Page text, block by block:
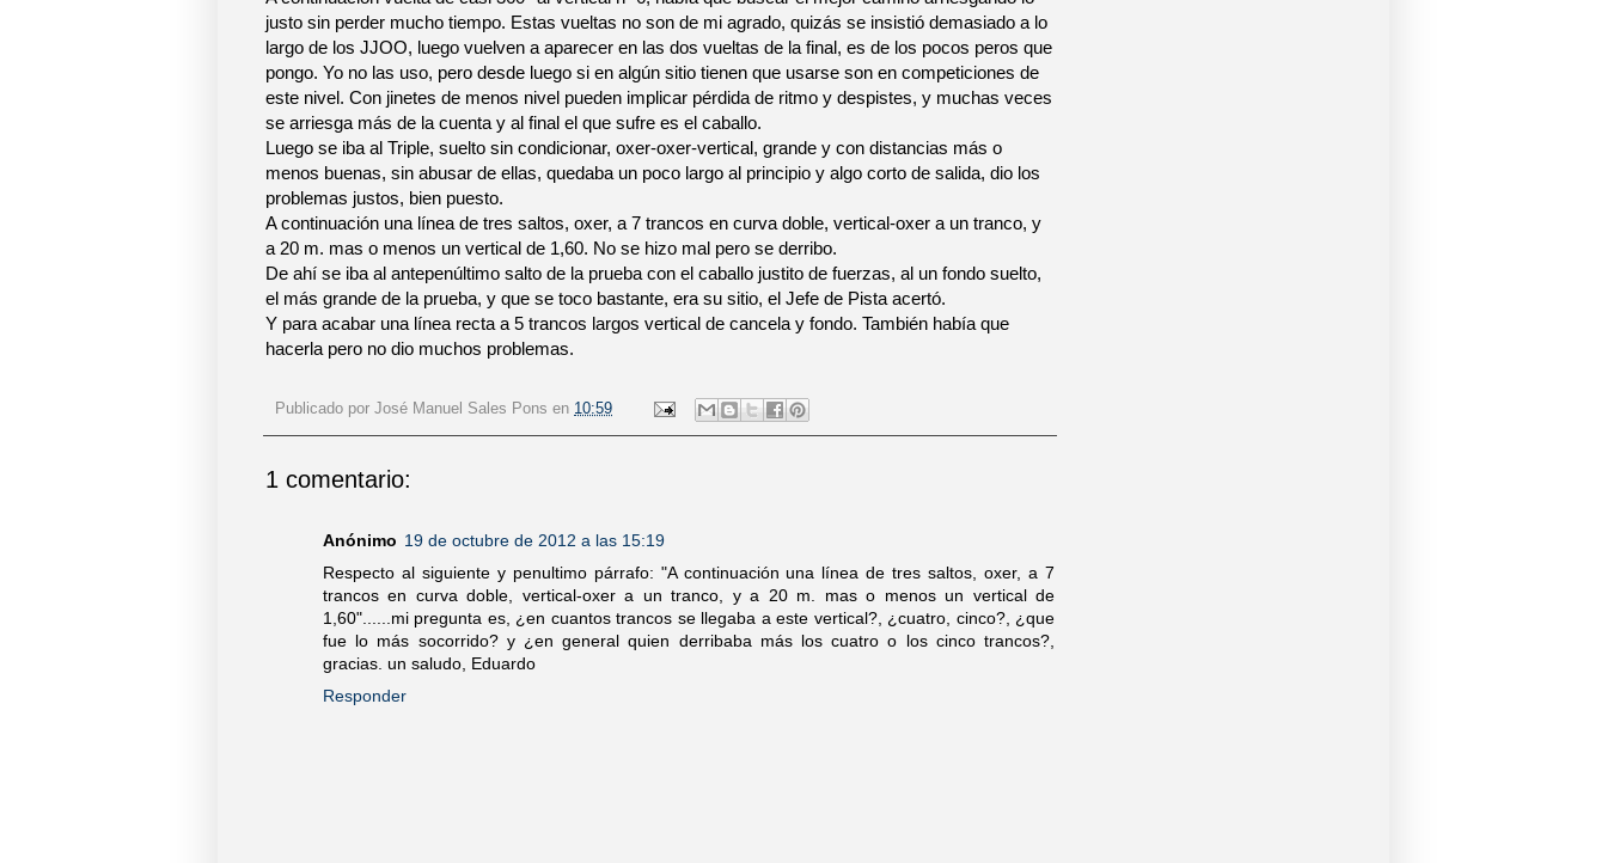
justo sin perder mucho tiempo. Estas vueltas no son de mi agrado, quizás se insistió demasiado a lo
largo de los JJOO, luego vuelven a aparecer en las dos vueltas de la final, es de los pocos peros que
pongo. Yo no las uso, pero desde luego si en algún sitio tienen que usarse son en competiciones de
este nivel. Con jinetes de menos nivel pueden implicar pérdida de ritmo y despistes, y muchas veces
se arriesga más de la cuenta y al final el que sufre es el caballo.
Luego se iba al Triple, suelto sin condicionar, oxer-oxer-vertical, grande y con distancias más o
menos buenas, sin abusar de ellas, quedaba un poco largo al principio y algo corto de salida, dio los
problemas justos, bien puesto.
A continuación una línea de tres saltos, oxer, a 7 trancos en curva doble, vertical-oxer a un tranco, y
a 20 m. mas o menos un vertical de 1,60. No se hizo mal pero se derribo.
De ahí se iba al antepenúltimo salto de la prueba con el caballo justito de fuerzas, al un fondo suelto,
el más grande de la prueba, y que se toco bastante, era su sitio, el Jefe de Pista acertó.
Y para acabar una línea recta a 5 trancos largos vertical de cancela y fondo. También había que
hacerla pero no dio muchos problemas.
Publicado por José Manuel Sales Pons en 10:59
1 comentario:
Anónimo 19 de octubre de 2012 a las 15:19
Respecto al siguiente y penultimo párrafo: "A continuación una línea de tres saltos, oxer, a 7
trancos en curva doble, vertical-oxer a un tranco, y a 20 m. mas o menos un vertical de
1,60"......mi pregunta es, ¿en cuantos trancos se llegaba a este vertical?, ¿cuatro, cinco?, ¿que
fue lo más socorrido? y ¿en general quien derribaba más los cuatro o los cinco trancos?,
gracias. un saludo, Eduardo
Responder